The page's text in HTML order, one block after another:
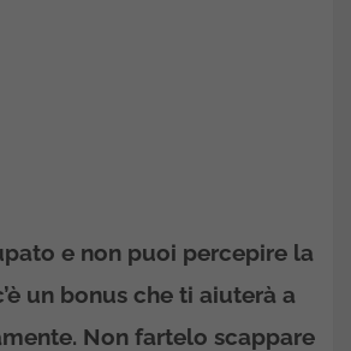
e non puoi percepire la
un bonus che ti aiuterà a
Non fartelo scappare